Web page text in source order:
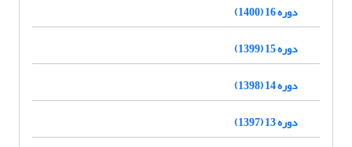
دوره 16 (1400)
دوره 15 (1399)
دوره 14 (1398)
دوره 13 (1397)